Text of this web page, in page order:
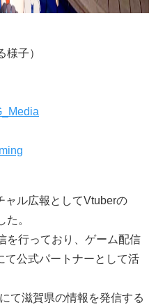
様子）
ャル広報としてVtuberの
た。
を行っており、ゲーム配信
て公式パートナーとして活
て滋賀県の情報を発信する